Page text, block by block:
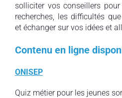
solliciter vos conseillers
recherches, les difficultés
et échanger sur vos idées et
Contenu en ligne
ONISEP
Quiz métier pour les jeunes